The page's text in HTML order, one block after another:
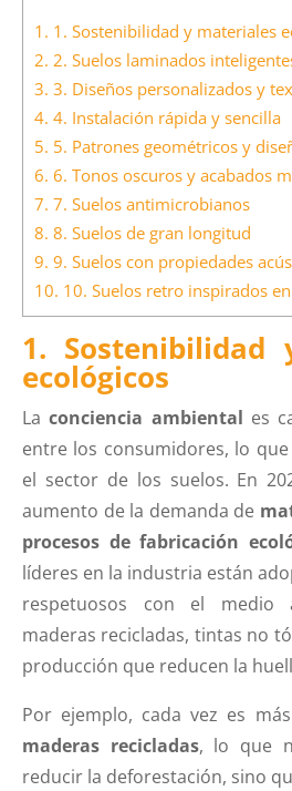
1. 1. Sostenibilidad y materiales
2. 2. Suelos laminados
3. 3. Diseños personalizados y
4. 4. Instalación rápida y sencilla
5. 5. Patrones geométricos y
6. 6. Tonos oscuros y acabados
7. 7. Suelos antimicrobianos
8. 8. Suelos de gran longitud
9. 9. Suelos con propiedades
10. 10. Suelos retro inspirados
1. Sostenibilidad
ecológicos
Laconciencia ambiental es
entre los consumidores, lo
el sector de los suelos. En
aumento de la demanda de
procesos de fabricación
líderes en la industria están
respetuosos con el medio
maderas recicladas, tintas no
producción que reducen la
Por ejemplo, cada vez es
maderas recicladas, lo que
reducir la deforestación, sino